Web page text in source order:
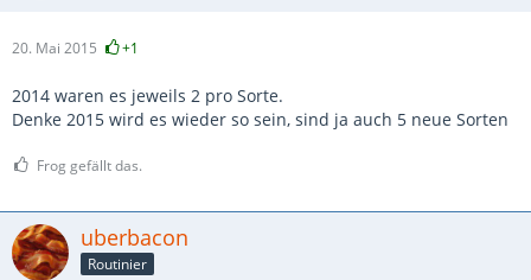
20. Mai 2015 +1
2014 waren es jeweils 2 pro Sorte.
Denke 2015 wird es wieder so sein, sind ja auch 5 neue Sorten
Frog gefällt das.
uberbacon
Routinier